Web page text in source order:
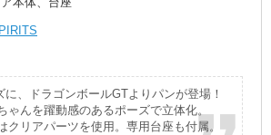
に、ドラゴンボールGTよりパンが登場！
ゃんを躍動感のあるポーズで立体化。
クリアパーツを使用。専用台座も付属。